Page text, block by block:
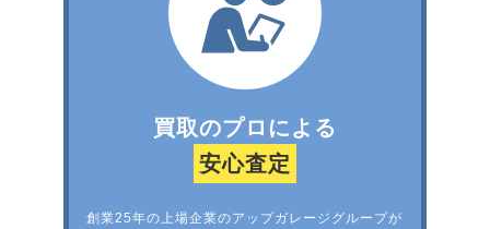
買取のプロによる
安心査定
創業25年の上場企業のアップガレージグループが